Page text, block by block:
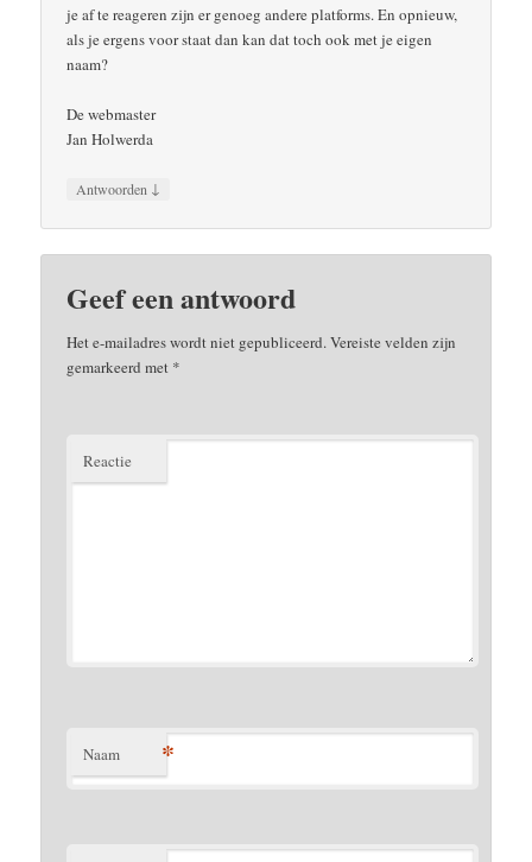
je af te reageren zijn er genoeg andere platforms. En opnieuw,
als je ergens voor staat dan kan dat toch ook met je eigen
naam?
De webmaster
Jan Holwerda
Antwoorden ↓
Geef een antwoord
Het e-mailadres wordt niet gepubliceerd.Vereiste velden zijn
gemarkeerd met *
Reactie
Naam *